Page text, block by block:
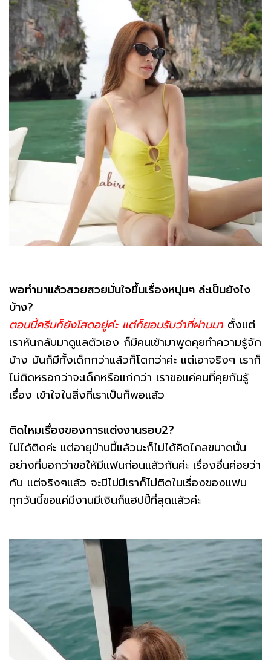
พอทำมาแล้วสวยสวยมั่นใจขึ้นเรื่องหนุ่มๆ ล่ะเป็นยังไง
บ้าง?
ตอนนี้ครีมก็ยังโสดอยู่ค่ะ แต่ก็ยอมรับว่าที่ผ่านมา ตั้งแต่
เราหันกลับมาดูแลตัวเอง ก็มีคนเข้ามาพูดคุยทำความรู้จัก
บ้าง มันก็มีทั้งเด็กกว่าแล้วก็โตกว่าค่ะ แต่เอาจริงๆ เราก็
ไม่ติดหรอกว่าจะเด็กหรือแก่กว่า เราขอแค่คนที่คุยกันรู้
เรื่อง เข้าใจในสิ่งที่เราเป็นก็พอแล้ว
ติดไหมเรื่องของการแต่งงานรอบ2?
ไม่ได้ติดค่ะ แต่อายุป่านนี้แล้วนะก็ไม่ได้คิดไกลขนาดนั้น
อย่างที่บอกว่าขอให้มีแฟนก่อนแล้วกันค่ะ เรื่องอื่นค่อยว่า
กัน แต่จริงๆแล้ว จะมีไม่มีเราก็ไม่ติดในเรื่องของแฟน
ทุกวันนี้ขอแค่มีงานมีเงินก็แฮปปี้ที่สุดแล้วค่ะ